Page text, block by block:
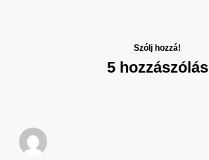
Szólj hozzá!
5 hozzászólás